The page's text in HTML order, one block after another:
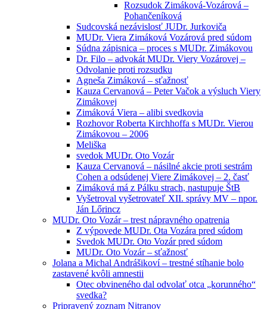
Rozsudok Zimáková-Vozárová –
Pohančeníková
Sudcovská nezávislosť JUDr. Jurkoviča
MUDr. Viera Zimáková Vozárová pred súdom
Súdna zápisnica – proces s MUDr. Zimákovou
Dr. Filo – advokát MUDr. Viery Vozárovej –
Odvolanie proti rozsudku
Agneša Zimáková – sťažnosť
Kauza Cervanová – Peter Vačok a výsluch Viery
Zimákovej
Zimáková Viera – alibi svedkovia
Rozhovor Roberta Kirchhoffa s MUDr. Vierou
Zimákovou – 2006
Meliška
svedok MUDr. Oto Vozár
Kauza Cervanová – násilné akcie proti sestrám
Cohen a odsúdenej Viere Zimákovej – 2. časť
Zimáková má z Pálku strach, nastupuje ŠtB
Vyšetroval vyšetrovateľ XII. správy MV – npor.
Ján Lőrincz
MUDr. Oto Vozár – trest nápravného opatrenia
Z výpovede MUDr. Ota Vozára pred súdom
Svedok MUDr. Oto Vozár pred súdom
MUDr. Oto Vozár – sťažnosť
Jolana a Michal Andrášikoví – trestné stíhanie bolo
zastavené kvôli amnestii
Otec obvineného dal odvolať otca „korunného“
svedka?
Pripravený zoznam Nitranov